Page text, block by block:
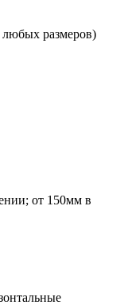
любых размеров)
от 150мм в